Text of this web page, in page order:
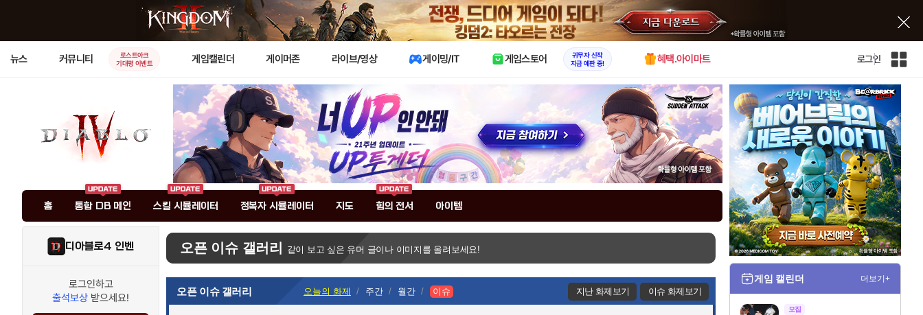
X
뉴스 커뮤니티
로스트아크
기대평 이벤트
게임캘린더 게이머존 라이브/영상 게이밍/IT 게임스토어
귀무자 신작
지금 예판 중!
혜택.아이마트 로그인
인
사
이
트
맵
홈 통합 DB 메인 스킬 시뮬레이터 정복자 시뮬레이터 지도 힘의 전서 아이템
디아블로4 인벤
로그인하고
출석보상 받으세요!
오픈 이슈 갤러리 같이 보고 싶은 유머 글이나 이미지를 올려보세요!
오픈 이슈 갤러리 오늘의 화제 주간 월간 이슈 지난 화제보기 이슈 화제보기
게임 캘린더 더보기+
모집